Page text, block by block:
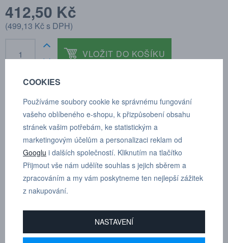
412,50 Kč
(499,13 Kčs DPH)
VLOŽIT DO KOŠÍKU
TECHNICKÉ ÚDAJE POPTÁVKA
Úhlové šroubení otočné šestinásobné, válcový závit s o-kroužkem,
vnější šestihran G 1/2”, D 12 mm
Dle tloušťky hadice
COOKIES
Používáme soubory cookie ke správnému fungování
vašeho oblíbeného e-shopu, k přizpůsobení obsahu
stránek vašim potřebám, ke statistickým a
marketingovým účelům a personalizaci reklam od
Googlu i dalších společností. Kliknutím na tlačítko
Přijmout vše nám udělíte souhlas s jejich sběrem a
zpracováním a my vám poskytneme ten nejlepší zážitek
z nakupování.
NASTAVENÍ